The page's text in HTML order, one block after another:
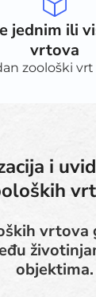
jednim ili
vrtova
zoološki vrt
i
vrtova
objektima.